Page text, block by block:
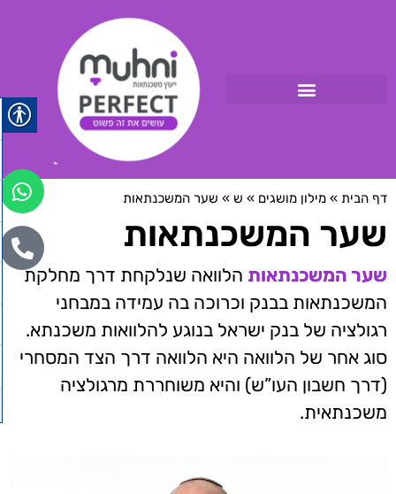
דף הבית » מילון מושגים » ש » שער המשכנתאות
שער המשכנתאות
שער המשכנתאות הלוואה שנלקחת דרך מחלקת
המשכנתאות בבנק וכרוכה בה עמידה במבחני
רגולציה של בנק ישראל בנוגע להלוואות משכנתא.
סוג אחר של הלוואה היא הלוואה דרך הצד המסחרי
(דרך חשבון העו”ש) והיא משוחררת מרגולציה
משכנתאית.